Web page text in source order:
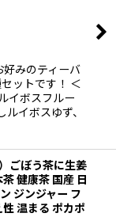
好みのティーバ
ットです！ ＜
イボスフルー
イボスゆず、
ごぼう茶に生姜
健康茶 国産 日
ジンジャー フ
温まる ポカポ